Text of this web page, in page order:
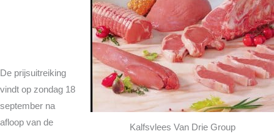
Kalfsvlees Van Drie Group
De prijsuitreiking
vindt op zondag 18
september na
afloop van de